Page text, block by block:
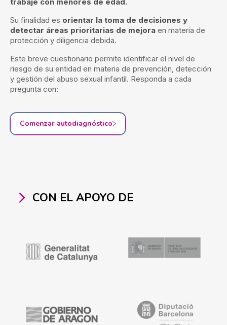
Su finalidad es orientar la toma de decisiones y
detectar áreas prioritarias de mejora en materia de
protección y diligencia debida.
Este breve cuestionario permite identificar el nivel de
riesgo de su entidad en materia de prevención, detección
y gestión del abuso sexual infantil. Responda a cada
pregunta con:
Comenzar autodiagnóstico
CON EL APOYO DE